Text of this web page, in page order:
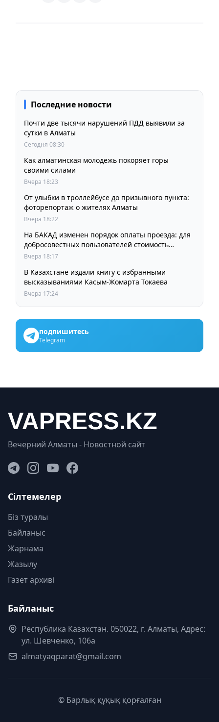
Последние новости
Почти две тысячи нарушений ПДД выявили за
сутки в Алматы
Сегодня 08:30
Как алматинская молодежь покоряет горы
своими силами
Вчера 18:23
От улыбки в троллейбусе до призывного пункта:
фоторепортаж о жителях Алматы
Вчера 18:22
На БАКАД изменен порядок оплаты проезда: для
добросовестных пользователей стоимость
остается прежней
Вчера 18:17
В Казахстане издали книгу с избранными
высказываниями Касым-Жомарта Токаева
Вчера 17:24
подпишитесь
Telegram
Вечерний Алматы - Новостной сайт
Сілтемелер
Біз туралы
Байланыс
Жарнама
Жазылу
Газет архиві
Байланыс
Республика Казахстан. 050022, г. Алматы, Адрес:
ул. Шевченко, 106а
almatyaqparat@gmail.com
© Барлық құқық қорғалған